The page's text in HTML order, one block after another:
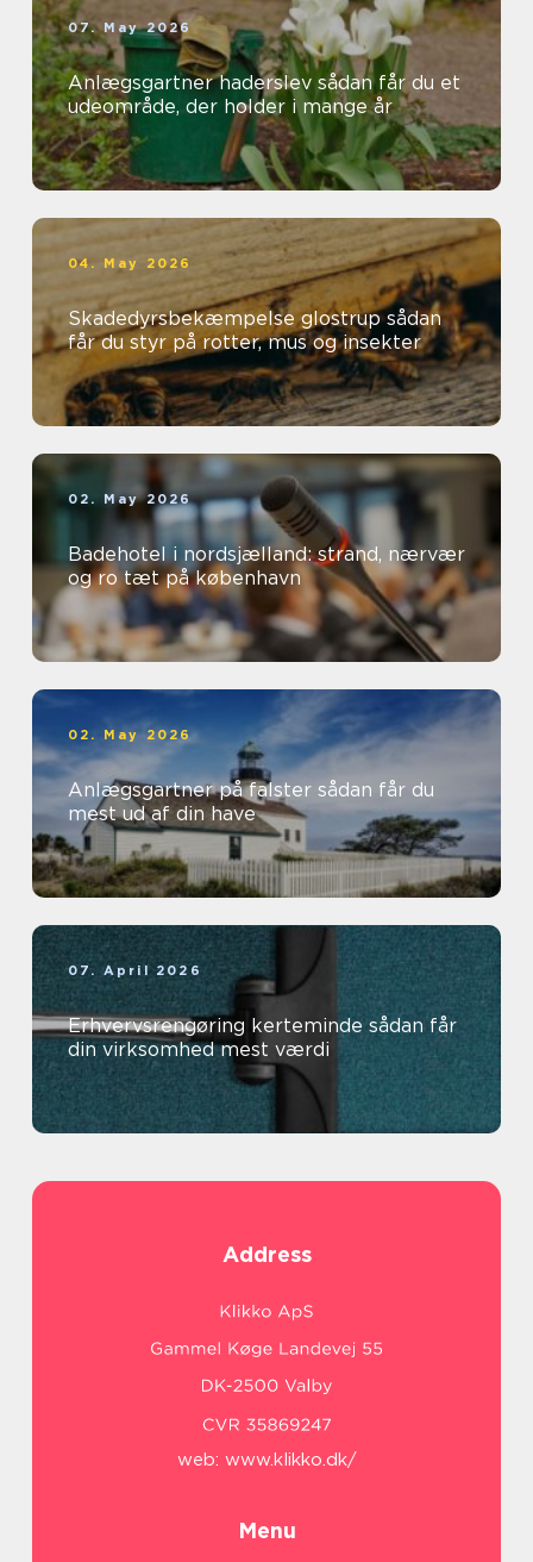
07. May 2026
Anlægsgartner haderslev sådan får du et
udeområde, der holder i mange år
04. May 2026
Skadedyrsbekæmpelse glostrup sådan
får du styr på rotter, mus og insekter
02. May 2026
Badehotel i nordsjælland: strand, nærvær
og ro tæt på københavn
02. May 2026
Anlægsgartner på falster sådan får du
mest ud af din have
07. April 2026
Erhvervsrengøring kerteminde sådan får
din virksomhed mest værdi
Address
web: www.klikko.dk/
Menu